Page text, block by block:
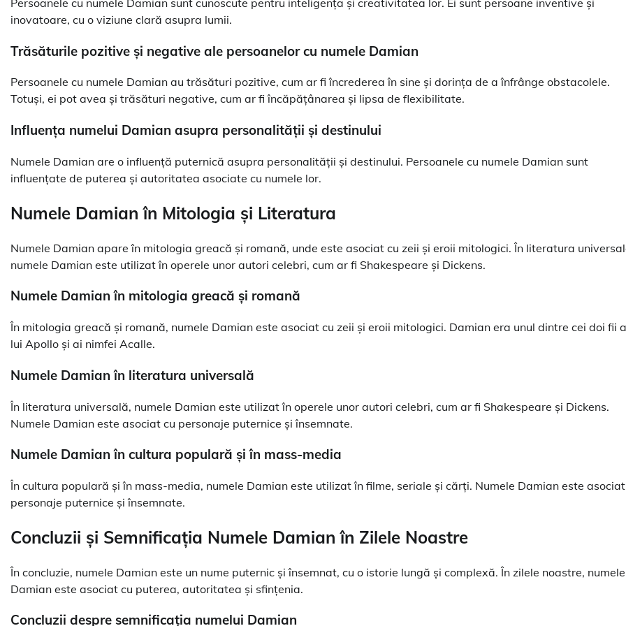
inovatoare, cu o viziune clară asupra lumii.
Trăsăturile pozitive și negative ale persoanelor cu numele Damian
Persoanele cu numele Damian au trăsături pozitive, cum ar fi încrederea în sine și dorința de a înfrânge obstacolele.
Totuși, ei pot avea și trăsături negative, cum ar fi încăpățânarea și lipsa de flexibilitate.
Influența numelui Damian asupra personalității și destinului
Numele Damian are o influență puternică asupra personalității și destinului. Persoanele cu numele Damian sunt
influențate de puterea și autoritatea asociate cu numele lor.
Numele Damian în Mitologia și Literatura
Numele Damian apare în mitologia greacă și romană, unde este asociat cu zeii și eroii mitologici. În literatura
numele Damian este utilizat în operele unor autori celebri, cum ar fi Shakespeare și Dickens.
Numele Damian în mitologia greacă și romană
În mitologia greacă și romană, numele Damian este asociat cu zeii și eroii mitologici. Damian era unul dintre cei doi fii
lui Apollo și ai nimfei Acalle.
Numele Damian în literatura universală
În literatura universală, numele Damian este utilizat în operele unor autori celebri, cum ar fi Shakespeare și Dickens.
Numele Damian este asociat cu personaje puternice și însemnate.
Numele Damian în cultura populară și în mass-media
În cultura populară și în mass-media, numele Damian este utilizat în filme, seriale și cărți. Numele Damian este
personaje puternice și însemnate.
Concluzii și Semnificația Numele Damian în Zilele Noastre
În concluzie, numele Damian este un nume puternic și însemnat, cu o istorie lungă și complexă. În zilele noastre, numele
Damian este asociat cu puterea, autoritatea și sfințenia.
Concluzii despre semnificația numelui Damian